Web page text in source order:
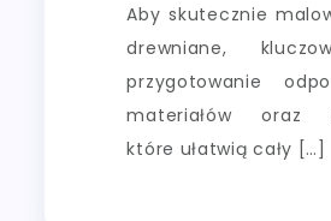
Aby skutecznie
drewniane,
przygotowanie
materiałów oraz
które ułatwią cały […]